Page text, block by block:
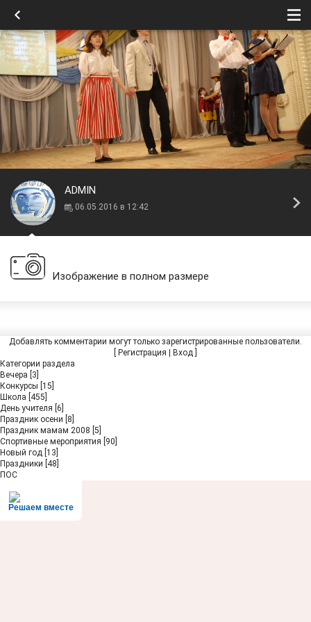
ADMIN
06.05.2016 в 12:42
Изображение в полном размере
Добавлять комментарии могут только зарегистрированные пользователи.
Регистрация Вход
Категории раздела
Вечера [3]
Конкурсы [15]
Школа [455]
День учителя [6]
Праздник осени [8]
Праздник мамам 2008 [5]
Спортивные мероприятия [90]
Новый год [13]
Праздники [48]
ПОС
Решаем вместе